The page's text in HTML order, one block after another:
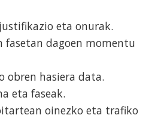
eta onurak.
fasetan dagoen momentu
obren hasiera data.
eta faseak.
oinezko eta trafiko